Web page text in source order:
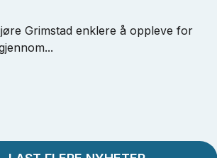
Grimstad enklere å oppleve for